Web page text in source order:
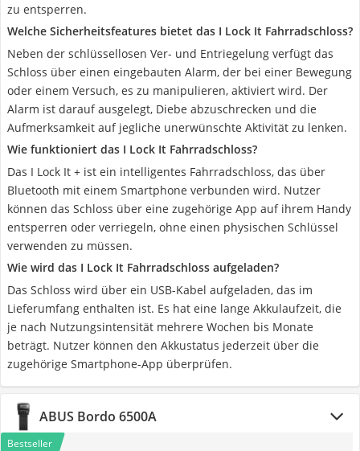
zu entsperren.
Welche Sicherheitsfeatures bietet das I Lock It Fahrradschloss?
Neben der schlüssellosen Ver- und Entriegelung verfügt das
Schloss über einen eingebauten Alarm, der bei einer Bewegung
oder einem Versuch, es zu manipulieren, aktiviert wird. Der
Alarm ist darauf ausgelegt, Diebe abzuschrecken und die
Aufmerksamkeit auf jegliche unerwünschte Aktivität zu lenken.
Wie funktioniert das I Lock It Fahrradschloss?
Das I Lock It + ist ein intelligentes Fahrradschloss, das über
Bluetooth mit einem Smartphone verbunden wird. Nutzer
können das Schloss über eine zugehörige App auf ihrem Handy
entsperren oder verriegeln, ohne einen physischen Schlüssel
verwenden zu müssen.
Wie wird das I Lock It Fahrradschloss aufgeladen?
Das Schloss wird über ein USB-Kabel aufgeladen, das im
Lieferumfang enthalten ist. Es hat eine lange Akkulaufzeit, die
je nach Nutzungsintensität mehrere Wochen bis Monate
beträgt. Nutzer können den Akkustatus jederzeit über die
zugehörige Smartphone-App überprüfen.
ABUS Bordo 6500A
Bestseller